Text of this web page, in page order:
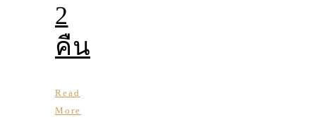
2
คืน
Read
More